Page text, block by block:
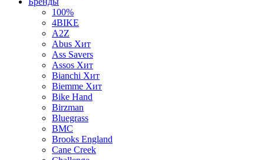
100%
4BIKE
A2Z
Abus Хит
Ass Savers
Assos Хит
Bianchi Хит
Biemme Хит
Bike Hand
Birzman
Bluegrass
BMC
Brooks England
Cane Creek